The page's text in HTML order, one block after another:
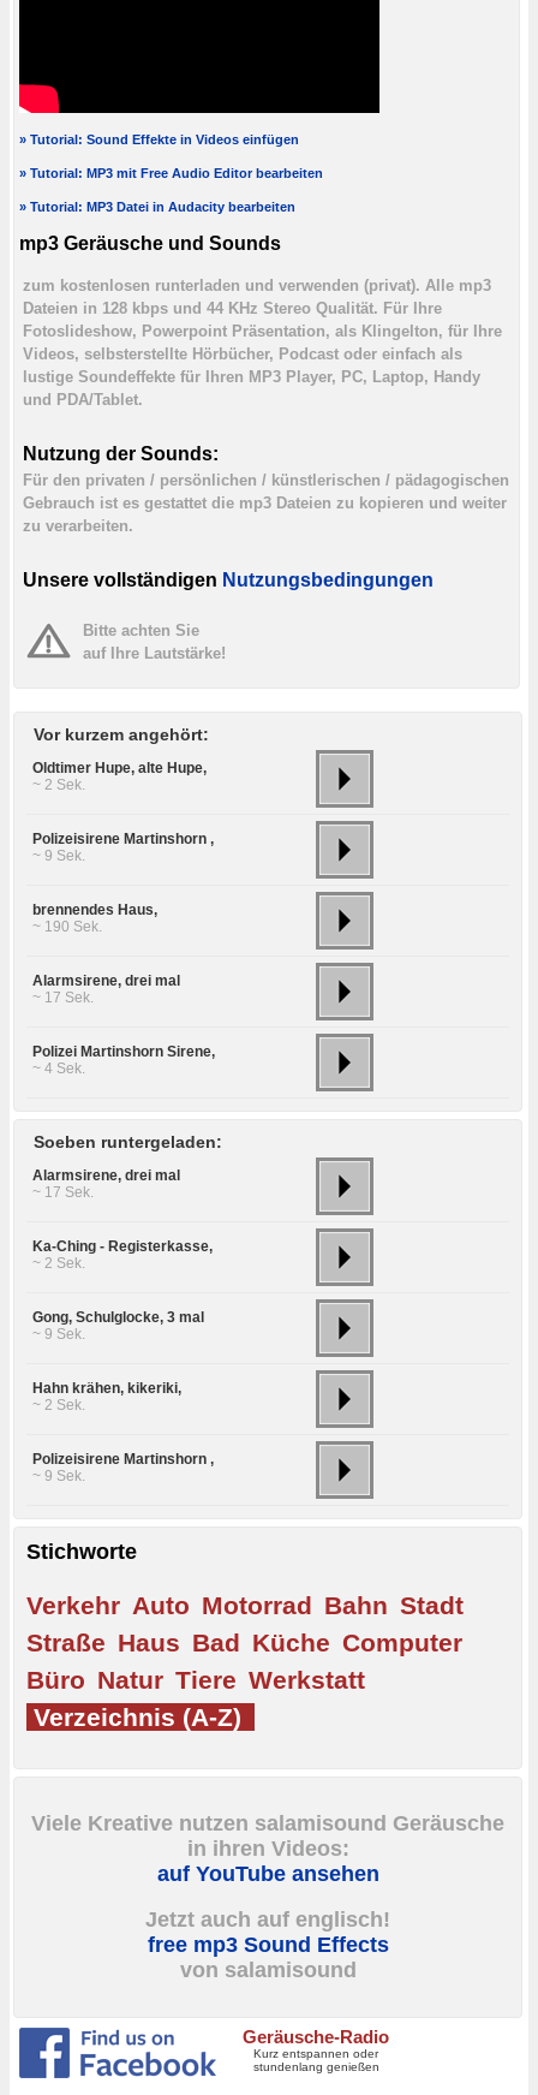
» Tutorial: Sound Effekte in Videos einfügen
» Tutorial: MP3 mit Free Audio Editor bearbeiten
» Tutorial: MP3 Datei in Audacity bearbeiten
mp3 Geräusche und Sounds
zum kostenlosen runterladen und verwenden (privat). Alle mp3
Dateien in 128 kbps und 44 KHz Stereo Qualität. Für Ihre
Fotoslideshow, Powerpoint Präsentation, als Klingelton, für Ihre
Videos, selbsterstellte Hörbücher, Podcast oder einfach als
lustige Soundeffekte für Ihren MP3 Player, PC, Laptop, Handy
und PDA/Tablet.
Nutzung der Sounds:
Für den privaten / persönlichen / künstlerischen / pädagogischen
Gebrauch ist es gestattet die mp3 Dateien zu kopieren und weiter
zu verarbeiten.
Unsere vollständigen Nutzungsbedingungen
Bitte achten Sie
auf Ihre Lautstärke!
Vor kurzem angehört:
Oldtimer Hupe, alte Hupe,
~ 2 Sek.
Polizeisirene Martinshorn ,
~ 9 Sek.
brennendes Haus,
~ 190 Sek.
Alarmsirene, drei mal
~ 17 Sek.
Polizei Martinshorn Sirene,
~ 4 Sek.
Soeben runtergeladen:
Alarmsirene, drei mal
~ 17 Sek.
Ka-Ching - Registerkasse,
~ 2 Sek.
Gong, Schulglocke, 3 mal
~ 9 Sek.
Hahn krähen, kikeriki,
~ 2 Sek.
Polizeisirene Martinshorn ,
~ 9 Sek.
Stichworte
Verkehr Auto Motorrad Bahn Stadt
Straße Haus Bad Küche Computer
Büro Natur Tiere Werkstatt
Verzeichnis (A-Z)
Viele Kreative nutzen salamisound Geräusche
in ihren Videos:
auf YouTube ansehen
Jetzt auch auf englisch!
free mp3 Sound Effects
von salamisound
Geräusche-Radio
Kurz entspannen oder
stundenlang genießen